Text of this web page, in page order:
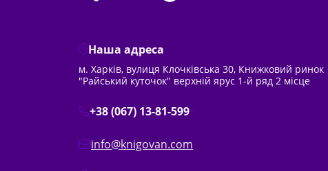
Наша адреса
м. Харків, вулиця Клочківська 30, Книжковий ринок
"Райський куточок" верхній ярус 1-й ряд 2 місце
+38 (067) 13-81-599
info@knigovan.com